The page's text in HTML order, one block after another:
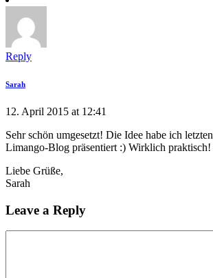
Reply
Sarah
12. April 2015 at 12:41
Sehr schön umgesetzt! Die Idee habe ich
Limango-Blog präsentiert :) Wirklich praktisch!
Liebe Grüße,
Sarah
Leave a Reply